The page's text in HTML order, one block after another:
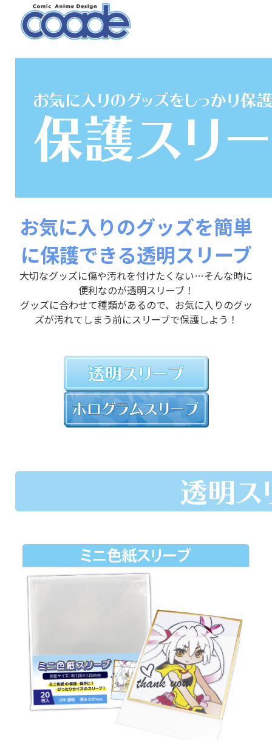
お気に入りのグッズを簡単
に保護できる透明スリーブ
大切なグッズに傷や汚れを付けたくない…そんな時に
便利なのが透明スリーブ！
グッズに合わせて種類があるので、お気に入りのグッ
ズが汚れてしまう前にスリーブで保護しよう！